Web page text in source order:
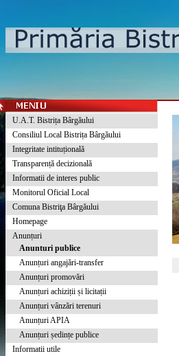
U.A.T. Bistrița Bârgăului
Consiliul Local Bistrița Bârgăului
Integritate intituțională
Transparență decizională
Informatii de interes public
Monitorul Oficial Local
Comuna Bistriţa Bârgăului
Homepage
Anunțuri
Anunturi publice
Anunțuri angajări-transfer
Anunțuri promovări
Anunțuri achiziții și licitații
Anunțuri vânzări terenuri
Anunțuri APIA
Anunțuri ședințe publice
Informatii utile